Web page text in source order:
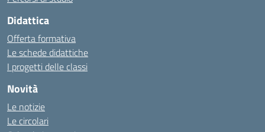
Didattica
Offerta formativa
Le schede didattiche
I progetti delle classi
Novità
Le notizie
Le circolari